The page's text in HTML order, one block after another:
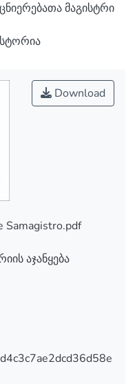
ხელისუფლების
არსებული
გამოთქმულია
მაგისტრი
Download
Samagistro.pdf
აჯანყება